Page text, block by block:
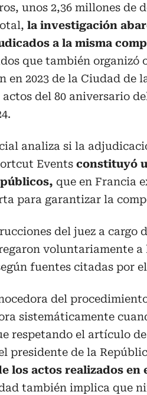
unos 2,36 millones de
la investigación
a la misma
que también organizó
en 2023 de la Ciudad de
del 80 aniversario
analiza si la
Events constituyó
que en Francia
para garantizar la
del juez a cargo
voluntariamente
fuentes citadas por
del
sistemáticamente
respetando el artículo
presidente de la
los actos realizados en
también implica que